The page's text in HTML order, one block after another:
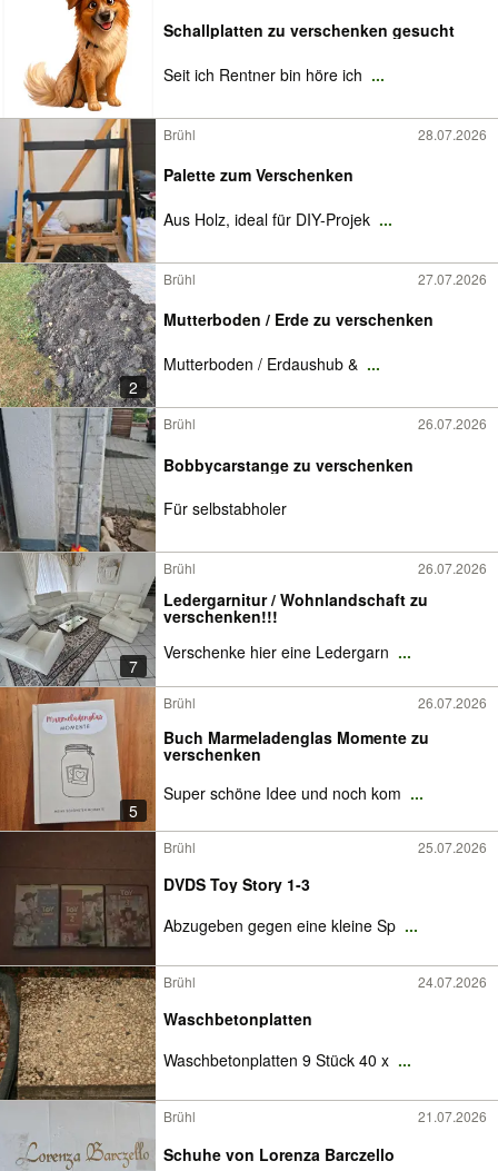
Schallplatten zu verschenken gesucht
Seit ich Rentner bin höre ich ...
Brühl 28.07.2026
Palette zum Verschenken
Aus Holz, ideal für DIY-Projek ...
2
Brühl 27.07.2026
Mutterboden / Erde zu verschenken
Mutterboden / Erdaushub & ...
Brühl 26.07.2026
Bobbycarstange zu verschenken
Für selbstabholer
7
Brühl 26.07.2026
Ledergarnitur / Wohnlandschaft zu
verschenken!!!
Verschenke hier eine Ledergarn ...
5
Brühl 26.07.2026
Buch Marmeladenglas Momente zu
verschenken
Super schöne Idee und noch kom ...
Brühl 25.07.2026
DVDS Toy Story 1-3
Abzugeben gegen eine kleine Sp ...
Brühl 24.07.2026
Waschbetonplatten
Waschbetonplatten 9 Stück 40 x ...
Brühl 21.07.2026
Schuhe von Lorenza Barczello